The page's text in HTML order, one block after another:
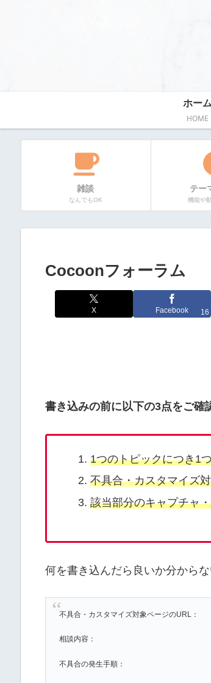
ホーム
HOME
雑談
なんでもOK
テー
機能や
Cocoonフォーラム
X Facebook 16
書き込みの前に以下の3点をご確
1つのトピックにつき1
不具合・カスタマイズ
該当部分のキャプチャ・
何を書き込んだら良いか分から
不具合・カスタマイズ対象ページのURL：
相談内容：
不具合の発生手順：